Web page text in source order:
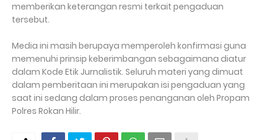
memberikan keterangan resmi terkait pengaduan
tersebut.
Media ini masih berupaya memperoleh konfirmasi guna
memenuhi prinsip keberimbangan sebagaimana diatur
dalam Kode Etik Jurnalistik. Seluruh materi yang dimuat
dalam pemberitaan ini merupakan isi pengaduan yang
saat ini sedang dalam proses penanganan oleh Propam
Polres Rokan Hilir.